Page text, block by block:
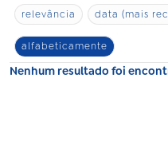
relevância data (mais
alfabeticamente
Nenhum resultado foi